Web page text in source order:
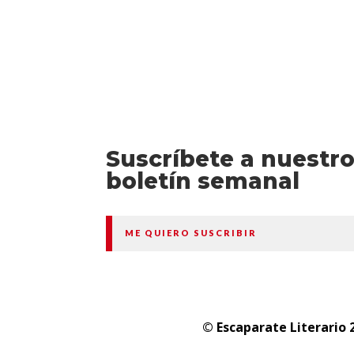
Suscríbete a
boletín semanal
ME QUIERO SUSCRIBIR
© Escaparate Literario